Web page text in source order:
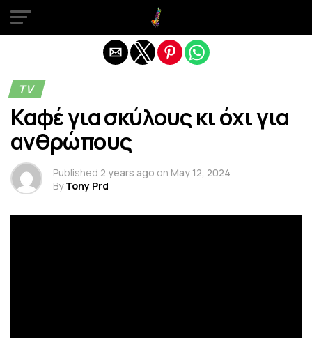
TV
Καφέ για σκύλους κι όχι για
ανθρώπους
Published 2 years ago on May 12, 2024
By Tony Prd
Exit mobile version